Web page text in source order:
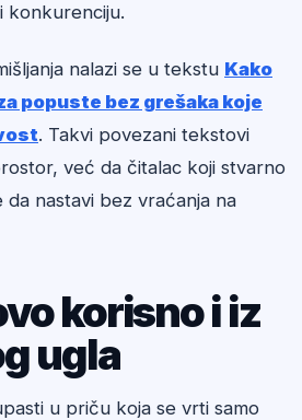
konkurenciju.
nalazi se u tekstu Kako
popuste bez grešaka koje
. Takvi povezani tekstovi
već da čitalac koji stvarno
da nastavi bez vraćanja na
korisno i iz
ugla
u priču koja se vrti samo